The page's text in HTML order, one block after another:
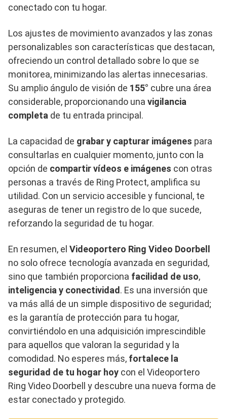
conectado con tu hogar.
Los ajustes de movimiento avanzados y las zonas
personalizables son características que destacan,
ofreciendo un control detallado sobre lo que se
monitorea, minimizando las alertas innecesarias.
Su amplio ángulo de visión de 155° cubre una área
considerable, proporcionando una vigilancia
completa de tu entrada principal.
La capacidad de grabar y capturar imágenes para
consultarlas en cualquier momento, junto con la
opción de compartir vídeos e imágenes con otras
personas a través de Ring Protect, amplifica su
utilidad. Con un servicio accesible y funcional, te
aseguras de tener un registro de lo que sucede,
reforzando la seguridad de tu hogar.
En resumen, el Videoportero Ring Video Doorbell
no solo ofrece tecnología avanzada en seguridad,
sino que también proporciona facilidad de uso,
inteligencia y conectividad. Es una inversión que
va más allá de un simple dispositivo de seguridad;
es la garantía de protección para tu hogar,
convirtiéndolo en una adquisición imprescindible
para aquellos que valoran la seguridad y la
comodidad. No esperes más, fortalece la
seguridad de tu hogar hoy con el Videoportero
Ring Video Doorbell y descubre una nueva forma de
estar conectado y protegido.